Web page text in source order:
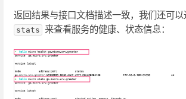
返回结果与接口文档描述一致，我们还可以
stats 来查看服务的健康、状态信息：